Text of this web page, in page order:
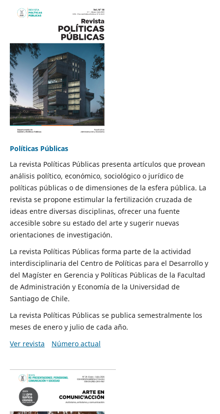
Políticas Públicas
La revista Políticas Públicas presenta artículos que provean
análisis político, económico, sociológico o jurídico de
políticas públicas o de dimensiones de la esfera pública. La
revista se propone estimular la fertilización cruzada de
ideas entre diversas disciplinas, ofrecer una fuente
accesible sobre su estado del arte y sugerir nuevas
orientaciones de investigación.
La revista Políticas Públicas forma parte de la actividad
interdisciplinaria del Centro de Políticas para el Desarrollo y
del Magíster en Gerencia y Políticas Públicas de la Facultad
de Administración y Economía de la Universidad de
Santiago de Chile.
La revista Políticas Públicas se publica semestralmente los
meses de enero y julio de cada año.
Ver revista
Número actual